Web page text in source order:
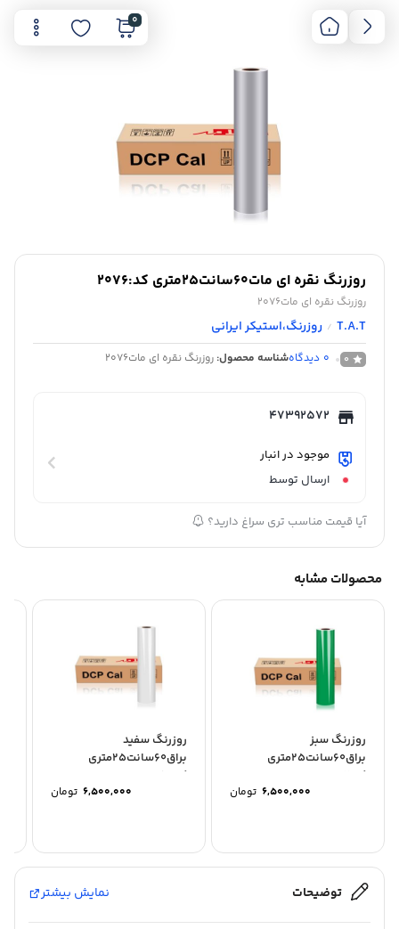
0
روزرنگ نقره ای مات60سانت25متری کد:2076
روزرنگ نقره ای مات2076
T.A.T
/ روزرنگ،استیکر ایرانی
0
0 دیدگاهشناسه محصول: روزرنگ نقره ای مات2076
47392572
موجود در انبار
ارسال توسط
آیا قیمت مناسب تری سراغ دارید؟
محصولات مشابه
روزرنگ سبز
براق60سانت25متری
کد:6062
6,500,000 تومان
روزرنگ سفید
براق60سانت25متری
کد:6010
6,500,000 تومان
توضیحات نمایش بیشتر